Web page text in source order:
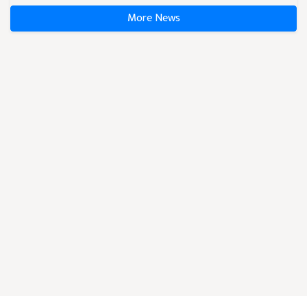
More News